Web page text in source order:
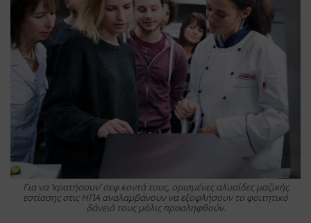
Για να ‘κρατήσουν’ σεφ κοντά τους, ορισμένες αλυσίδες μαζικής
εστίασης στις ΗΠΑ αναλαμβάνουν να εξοφλήσουν το φοιτητικό
δάνειό τους μόλις προσληφθούν.